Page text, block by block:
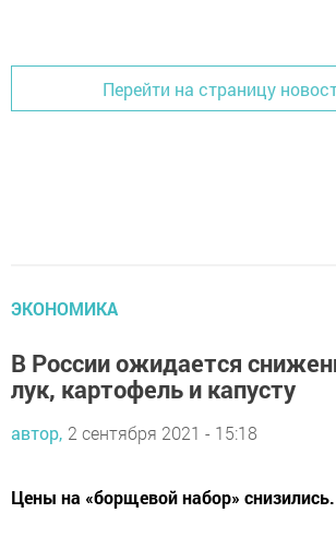
Перейти на страницу
ЭКОНОМИКА
В России ожидается
лук, картофель и капусту
автор, 2 сентября 2021 - 15:18
Цены на «борщевой набор» снизились.